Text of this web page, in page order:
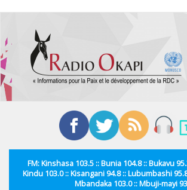
contenu
principal
FM: Kinshasa 103.5 :: Bunia 104.8 :: Bukavu
Kindu 103.0 :: Kisangani 94.8 :: Lubumbashi
Mbandaka 103.0 :: Mbuji-mayi